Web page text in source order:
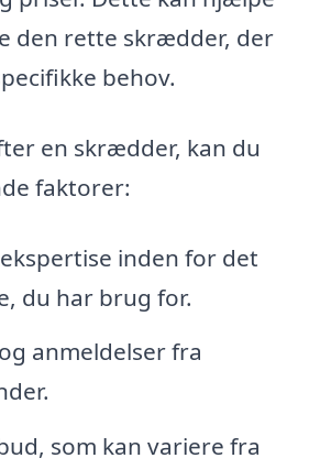
den rette skrædder, der
behov.
en skrædder, kan du
faktorer:
inden for det
du har brug for.
anmeldelser fra
som kan variere fra